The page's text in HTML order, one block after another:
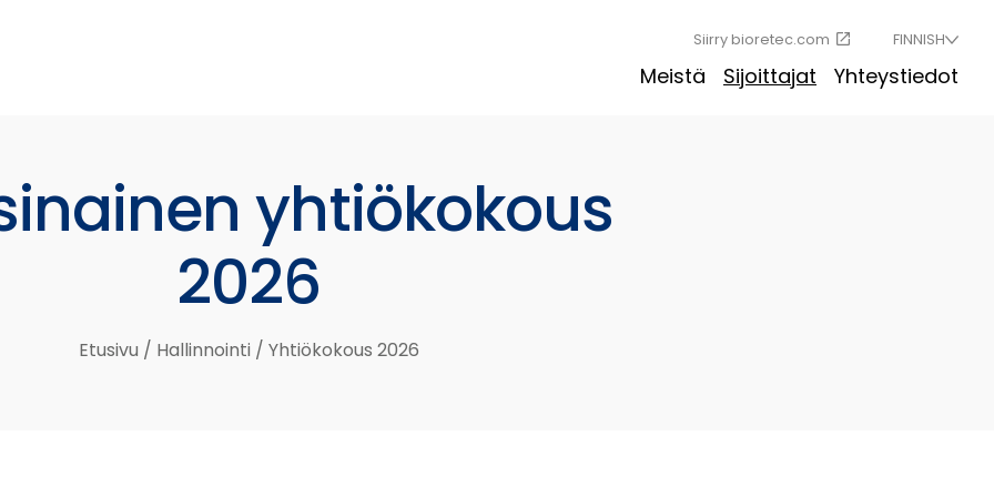
FINNISH
Siirry bioretec.com
Meistä Sijoittajat Yhteystiedot
yhtiökokous
2026
Etusivu / Hallinnointi / Yhtiökokous 2026